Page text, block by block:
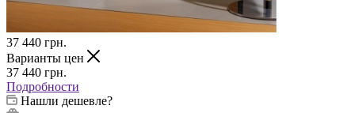
37 440 грн.
Варианты цен
37 440 грн.
Подробности
Нашли дешевле?